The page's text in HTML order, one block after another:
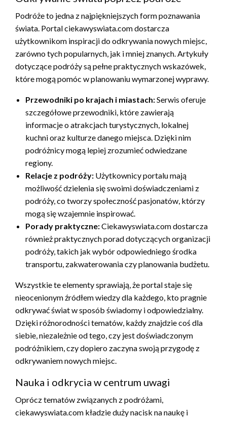
Podróże to jedna z najpiękniejszych form poznawania
świata. Portal ciekawyswiata.com dostarcza
użytkownikom inspiracji do odkrywania nowych miejsc,
zarówno tych popularnych, jak i mniej znanych. Artykuły
dotyczące podróży są pełne praktycznych wskazówek,
które mogą pomóc w planowaniu wymarzonej wyprawy.
Przewodniki po krajach i miastach:Serwis oferuje
szczegółowe przewodniki, które zawierają
informacje o atrakcjach turystycznych, lokalnej
kuchni oraz kulturze danego miejsca. Dzięki nim
podróżnicy mogą lepiej zrozumieć odwiedzane
regiony.
Relacje z podróży: Użytkownicy portalu mają
możliwość dzielenia się swoimi doświadczeniami z
podróży, co tworzy społeczność pasjonatów, którzy
mogą się wzajemnie inspirować.
Porady praktyczne:Ciekawyswiata.com dostarcza
również praktycznych porad dotyczących organizacji
podróży, takich jak wybór odpowiedniego środka
transportu, zakwaterowania czy planowania budżetu.
Wszystkie te elementy sprawiają, że portal staje się
nieocenionym źródłem wiedzy dla każdego, kto pragnie
odkrywać świat w sposób świadomy i odpowiedzialny.
Dzięki różnorodności tematów, każdy znajdzie coś dla
siebie, niezależnie od tego, czy jest doświadczonym
podróżnikiem, czy dopiero zaczyna swoją przygodę z
odkrywaniem nowych miejsc.
Nauka i odkrycia w centrum uwagi
Oprócz tematów związanych z podróżami,
ciekawyswiata.com kładzie duży nacisk na naukę i